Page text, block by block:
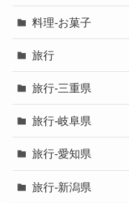
料理-お菓子
旅行
旅行-三重県
旅行-岐阜県
旅行-愛知県
旅行-新潟県